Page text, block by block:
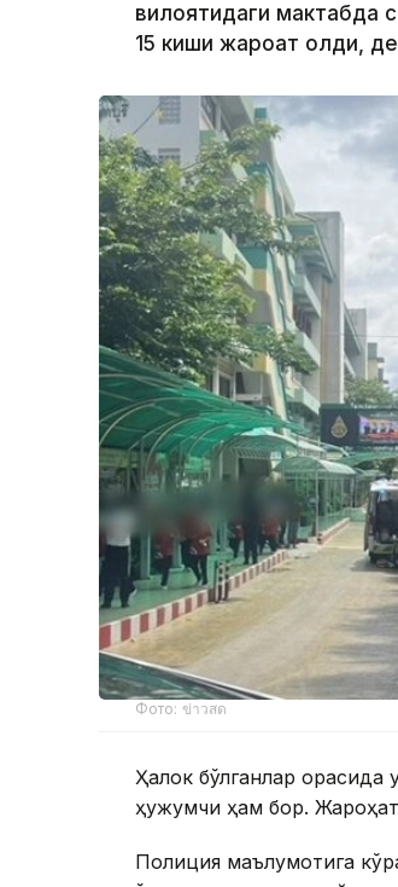
вилоятидаги мактабда
15 киши жароҳат олди,
Фото: ข่าวสด
Ҳалок бўлганлар орасида
ҳужумчи ҳам бор.
Полиция маълумотига